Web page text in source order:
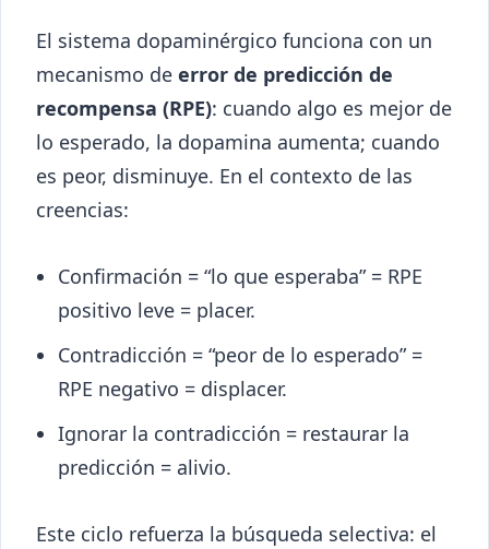
El sistema dopaminérgico funciona con un
mecanismo de error de predicción de
recompensa (RPE): cuando algo es mejor de
lo esperado, la dopamina aumenta; cuando
es peor, disminuye. En el contexto de las
creencias:
Confirmación = “lo que esperaba” = RPE
positivo leve = placer.
Contradicción = “peor de lo esperado” =
RPE negativo = displacer.
Ignorar la contradicción = restaurar la
predicción = alivio.
Este ciclo refuerza la búsqueda selectiva: el